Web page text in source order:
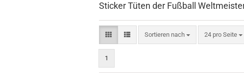
Sticker Tüten der Fußball
Sortieren nach
Sortieren nach 24 pro Seite
pro Seite
1